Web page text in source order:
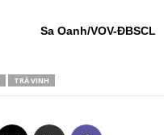
Sa Oanh/VOV-ĐBSCL
TRÀ VINH